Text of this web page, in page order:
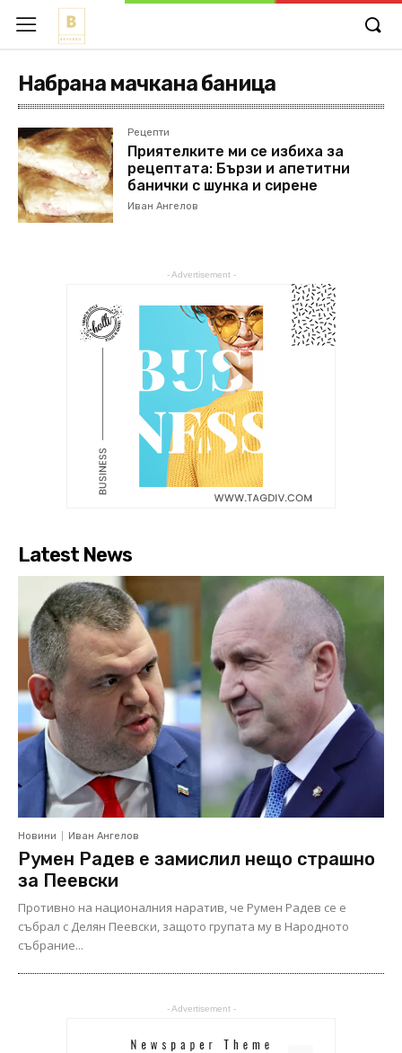
Набрана мачкана баница
Рецепти
Приятелките ми се избиха за
рецептата: Бързи и апетитни
банички с шунка и сирене
Иван Ангелов
- Advertisement -
Latest News
Новини Иван Ангелов
Румен Радев е замислил нещо страшно
за Пеевски
Противно на националния наратив, че Румен Радев се е
събрал с Делян Пеевски, защото групата му в Народното
събрание...
- Advertisement -